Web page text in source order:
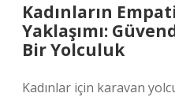
Kadınların
Yaklaşımı:
Bir Yolculuk
Kadınlar için karavan